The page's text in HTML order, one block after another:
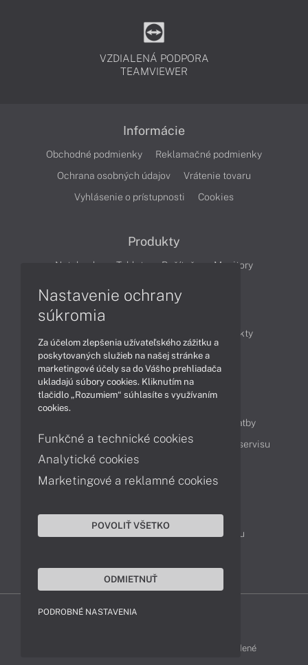
VZDIALENÁ PODPORA
TEAMVIEWER
Informácie
Obchodné podmienky
Reklamačné podmienky
Ochrana osobných údajov
Vrátenie tovaru
Vyhlásenie o prístupnosti
Cookies
Produkty
Notebooky Tablety Počítače Monitory
Produkty
Technológie
Videá
Obsah
Možnosti doručenia a platby
Podpora a servis
Servisné služby Cenník servisu
Kontakty
043 4224 771
Obchodné oddelenie
Reklamácia tovaru
ACER-SHOP © 2011 - 2026 Všetky práva vyhradené
Nastavenie ochrany
súkromia
Za účelom zlepšenia užívateľského zážitku a
poskytovaných služieb na našej stránke a
marketingové účely sa do Vášho prehliadača
ukladajú súbory cookies. Kliknutím na
tlačidlo „Rozumiem“ súhlasíte s využívaním
cookies.
Funkčné a technické cookies
Analytické cookies
Marketingové a reklamné cookies
POVOLIŤ VŠETKO
ODMIETNUŤ
PODROBNÉ NASTAVENIA